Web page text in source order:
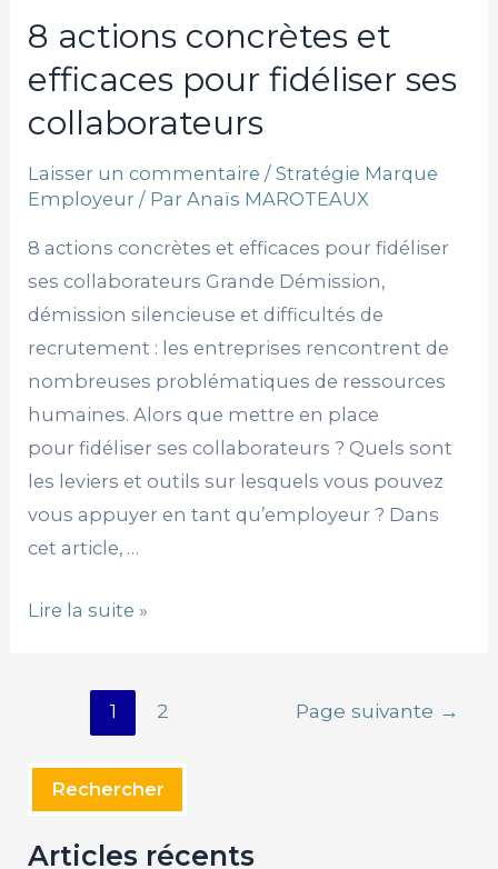
8 actions concrètes et
efficaces pour fidéliser ses
collaborateurs
Laisser un commentaire /Stratégie Marque
Employeur / ParAnaïs MAROTEAUX
8 actions concrètes et efficaces pour fidéliser
ses collaborateurs Grande Démission,
démission silencieuse et difficultés de
recrutement : les entreprises rencontrent de
nombreuses problématiques de ressources
humaines. Alors que mettre en place
pour fidéliser ses collaborateurs ? Quels sont
les leviers et outils sur lesquels vous pouvez
vous appuyer en tant qu’employeur ? Dans
cet article, …
collaborateurs
Lire la suite »
1 2 Page suivante →
Rechercher
Articles récents